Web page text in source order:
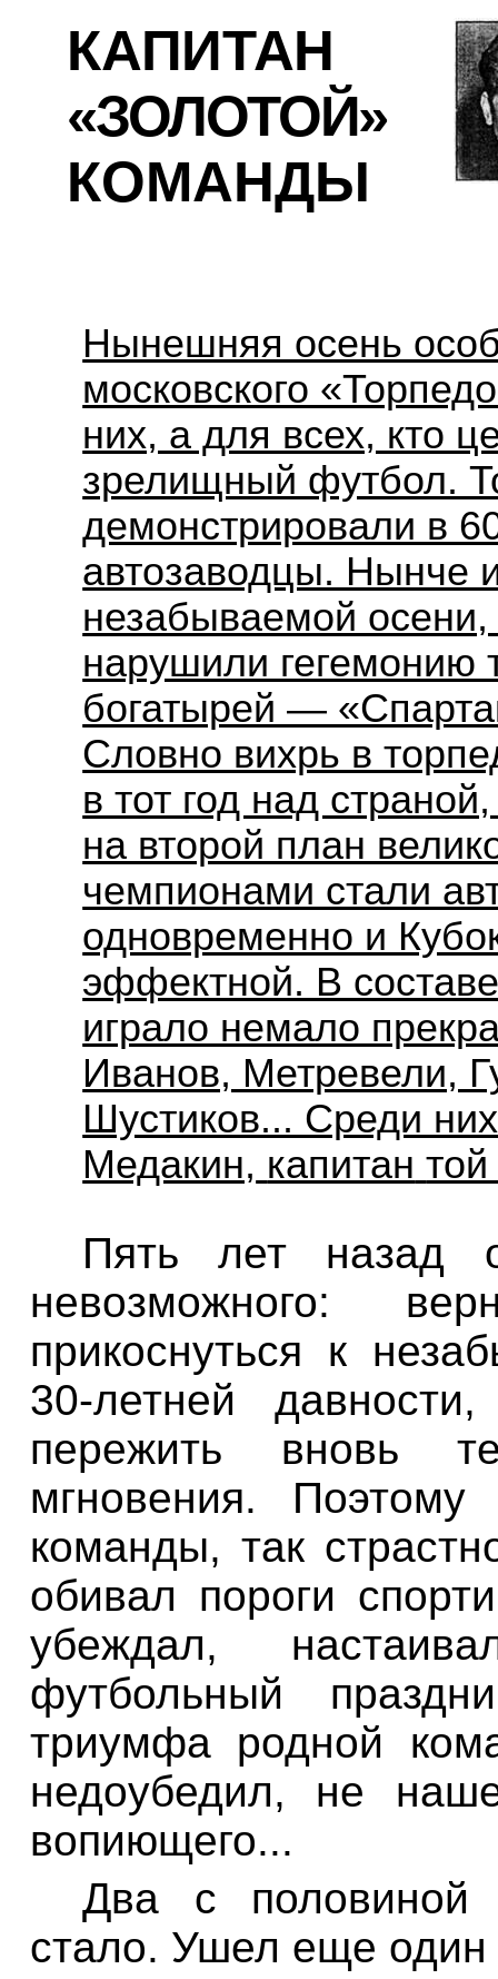
КАПИТАН
«ЗОЛОТОЙ»
КОМАНДЫ
Нынешняя осень
московского
них, а для всех, кто
зрелищный футбол.
демонстрировали в
автозаводцы. Нынче
незабываемой осени,
нарушили гегемонию
богатырей —
Словно вихрь в
в тот год над
на второй план
чемпионами стали
одновременно и
эффектной. В
играло немало
Иванов, Метревели,
Шустиков... Среди
Медакин, капитан
Пять лет назад
невозможного:
прикоснуться
к
30-летней давности,
пережить
вновь
мгновения. Поэтому
команды,так
обивал пороги
убеждал,
футбольный
триумфа родной
недоубедил, не
вопиющего...
Два
с
половиной
стало. Ушел еще один